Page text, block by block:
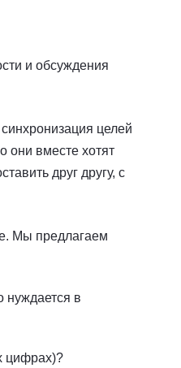
и обсуждения
целей
они вместе хотят
друг другу, с
Мы предлагаем
нуждается в
цифрах)?